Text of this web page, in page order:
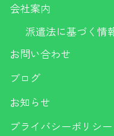
会社案内
派遣法に基づく情
お問い合わせ
ブログ
お知らせ
プライバシーポリシー